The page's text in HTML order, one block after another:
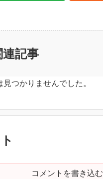
連記事
見つかりませんでした。
コメントを書き込む